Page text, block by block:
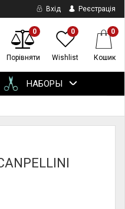
Вхід Реєстрація
0
Порівняти
0
Wishlist
0
Кошик
НАБОРЫ